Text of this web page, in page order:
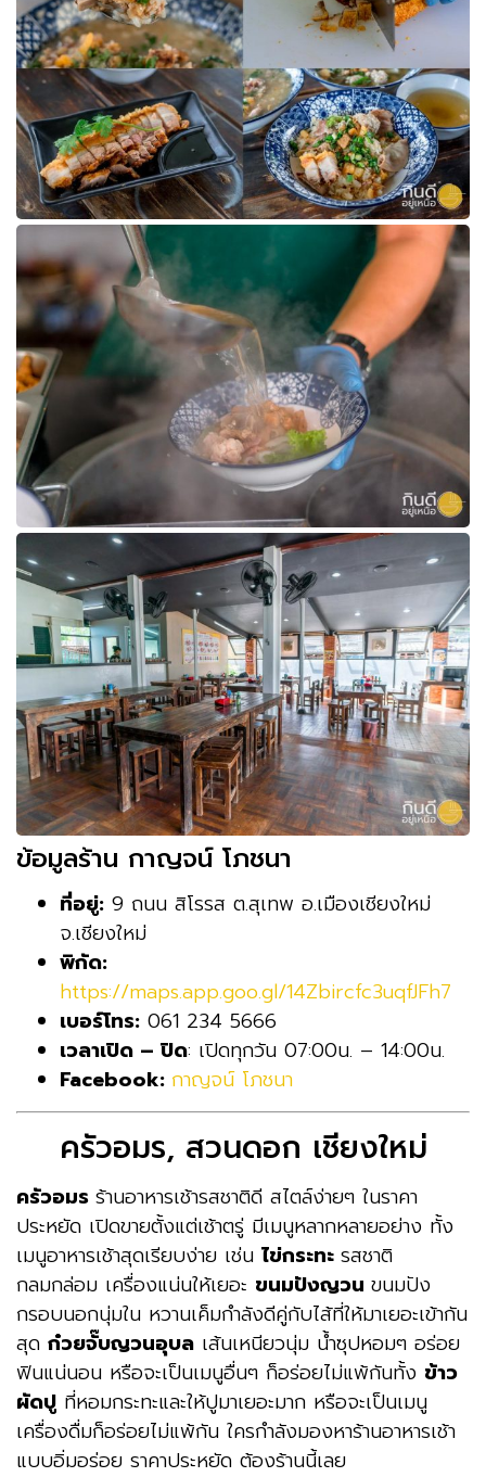
ข้อมูลร้าน กาญจน์ โภชนา
ที่อยู่: 9 ถนน สิโรรส ต.สุเทพ อ.เมืองเชียงใหม่
จ.เชียงใหม่
พิกัด:
https://maps.app.goo.gl/14Zbircfc3uqfJFh7
เบอร์โทร: 061 234 5666
เวลาเปิด – ปิด: เปิดทุกวัน 07:00น. – 14:00น.
Facebook: กาญจน์ โภชนา
ครัวอมร, สวนดอก เชียงใหม่
ครัวอมร ร้านอาหารเช้ารสชาติดี สไตล์ง่ายๆ ในราคา
ประหยัด เปิดขายตั้งแต่เช้าตรู่ มีเมนูหลากหลายอย่าง ทั้ง
เมนูอาหารเช้าสุดเรียบง่าย เช่น ไข่กระทะ รสชาติ
กลมกล่อม เครื่องแน่นให้เยอะ ขนมปังญวน ขนมปัง
กรอบนอกนุ่มใน หวานเค็มกำลังดีคู่กับไส้ที่ให้มาเยอะเข้ากัน
สุด ก๋วยจั๊บญวนอุบล เส้นเหนียวนุ่ม น้ำซุปหอมๆ อร่อย
ฟินแน่นอน หรือจะเป็นเมนูอื่นๆ ก็อร่อยไม่แพ้กันทั้ง ข้าว
ผัดปู ที่หอมกระทะและให้ปูมาเยอะมาก หรือจะเป็นเมนู
เครื่องดื่มก็อร่อยไม่แพ้กัน ใครกำลังมองหาร้านอาหารเช้า
แบบอิ่มอร่อย ราคาประหยัด ต้องร้านนี้เลย